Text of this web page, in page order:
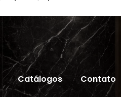
Catálogos Contato